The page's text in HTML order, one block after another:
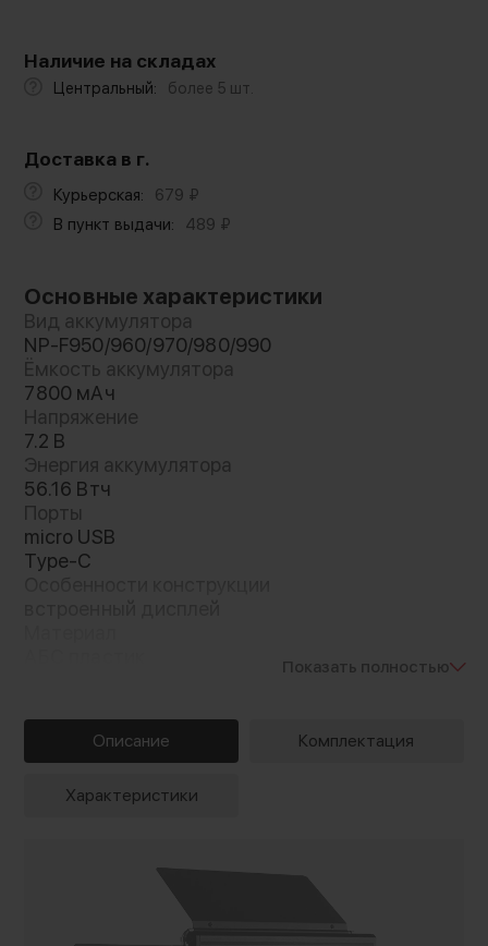
Наличие на складах
Центральный: более 5 шт.
Доставка в г.
Курьерская: 679 ₽
В пункт выдачи:
489 ₽
Основные характеристики
Вид аккумулятора
NP-F950/960/970/980/990
Ёмкость аккумулятора
7800 мАч
Напряжение
7.2 В
Энергия аккумулятора
56.16 Втч
Порты
micro USB
Type-C
Показать полностью
Описание Комплектация
Характеристики